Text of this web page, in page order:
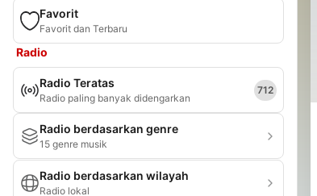
Favorit
Favorit dan Terbaru
Radio
Radio Teratas
Radio paling banyak didengarkan
712
Radio berdasarkan genre
15 genre musik
Radio berdasarkan wilayah
Radio lokal